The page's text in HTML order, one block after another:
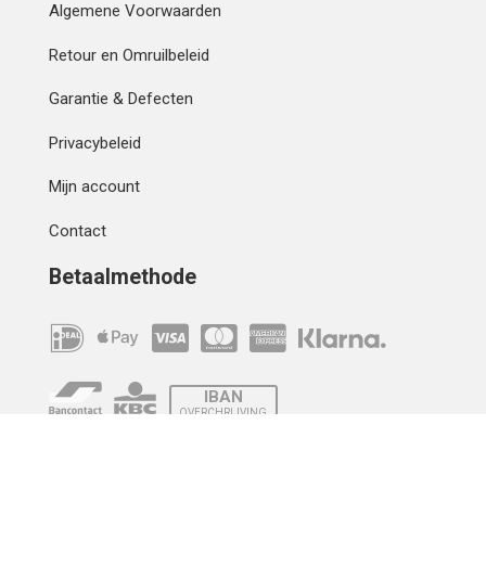
Algemene Voorwaarden
Retour en Omruilbeleid
Garantie & Defecten
Privacybeleid
Mijn account
Contact
Betaalmethode
IBAN
OVERCHRIJVING